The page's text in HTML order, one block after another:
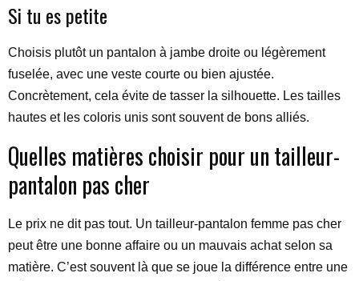
Si tu es petite
Choisis plutôt un pantalon à jambe droite ou légèrement
fuselée, avec une veste courte ou bien ajustée.
Concrètement, cela évite de tasser la silhouette. Les tailles
hautes et les coloris unis sont souvent de bons alliés.
Quelles matières choisir pour un tailleur-
pantalon pas cher
Le prix ne dit pas tout. Un tailleur-pantalon femme pas cher
peut être une bonne affaire ou un mauvais achat selon sa
matière. C’est souvent là que se joue la différence entre une